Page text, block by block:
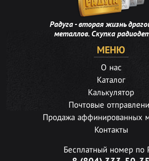
Радуга - вторая жизнь
металлов. Скупка
МЕНЮ
О нас
Каталог
Калькулятор
Почтовые
Продажа аффинированных
Контакты
Бесплатный номер по